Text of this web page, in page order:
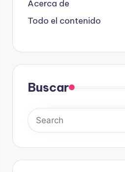
Acerca de
Todo el contenido
Buscar